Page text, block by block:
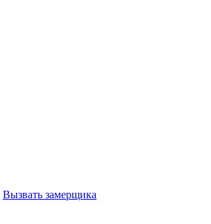
Вызвать замерщика